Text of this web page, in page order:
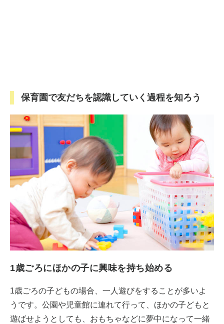
保育園で友だちを認識していく過程を知ろう
1歳ごろにほかの子に興味を持ち始める
1歳ごろの子どもの場合、一人遊びをすることが多いよ
うです。公園や児童館に連れて行って、ほかの子どもと
遊ばせようとしても、おもちゃなどに夢中になって一緒